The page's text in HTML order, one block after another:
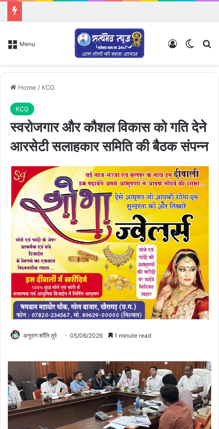
Menu Log In
Home / KCG
KCG
स्वरोजगार और कौशल विकास को गति देने
आरसेटी सलाहकार समिति की बैठक संपन्न
अनुराग शाँति तुरे 05/06/2026 1 minute read